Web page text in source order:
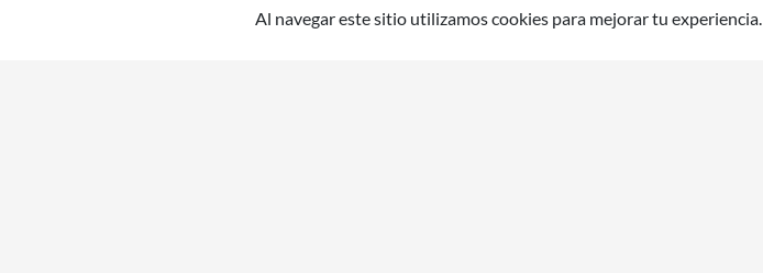
Al navegar este sitio utilizamos cookies para mejorar tu experiencia.